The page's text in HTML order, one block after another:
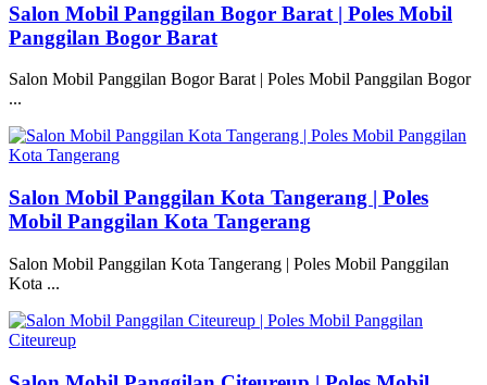
Salon Mobil Panggilan Bogor Barat | Poles Mobil
Panggilan Bogor Barat
Salon Mobil Panggilan Bogor Barat | Poles Mobil Panggilan Bogor
...
Salon Mobil Panggilan Kota Tangerang | Poles
Mobil Panggilan Kota Tangerang
Salon Mobil Panggilan Kota Tangerang | Poles Mobil Panggilan
Kota ...